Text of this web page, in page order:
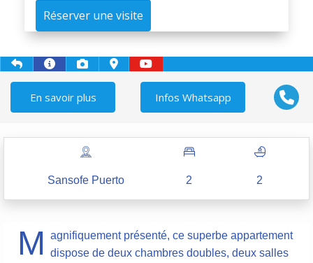
Réserver une visite
En savoir plus Infos Whatsapp
Sansofe Puerto 2 2
M
agnifiquement présenté, ce superbe appartement
dispose de deux chambres doubles, deux salles